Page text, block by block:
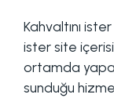
Kahvaltını
ister site
ortamda
sunduğu